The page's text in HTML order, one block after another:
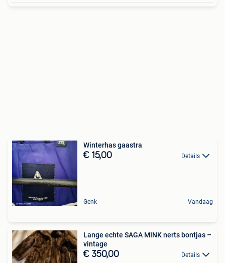
Winterhas gaastra
€ 15,00 Details
Genk Vandaag
Lange echte SAGA MINK nerts bontjas –
vintage
€ 350,00 Details